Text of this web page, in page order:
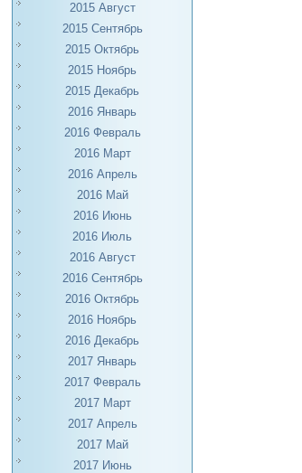
2015 Август
2015 Сентябрь
2015 Октябрь
2015 Ноябрь
2015 Декабрь
2016 Январь
2016 Февраль
2016 Март
2016 Апрель
2016 Май
2016 Июнь
2016 Июль
2016 Август
2016 Сентябрь
2016 Октябрь
2016 Ноябрь
2016 Декабрь
2017 Январь
2017 Февраль
2017 Март
2017 Апрель
2017 Май
2017 Июнь